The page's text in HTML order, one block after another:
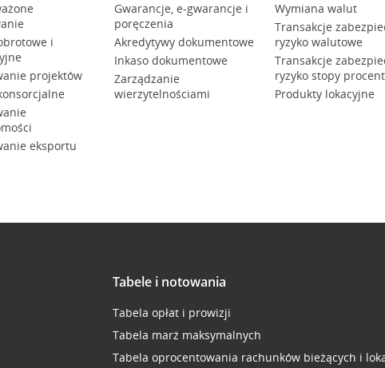
i
projektów
eksportu
Gwarancje, e-gwarancje i
poręczenia
Akredytywy dokumentowe
Inkaso dokumentowe
Zarządzanie
wierzytelnościami
Wymiana walut
Transakcje
ryzyko walutowe
Transakcje
ryzyko stopy
Produkty lokacyjne
Tabele i notowania
Tabela opłat i prowizji
Tabela marż maksymalnych
Tabela oprocentowania rachunków bieżących i